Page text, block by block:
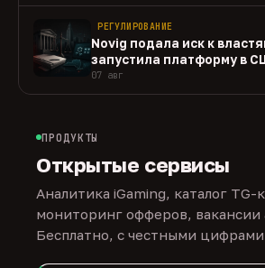
РЕГУЛИРОВАНИЕ
Novig подала иск к
запустила платформу в
07 авг
ПРОДУКТЫ
Открытые сервисы
Аналитика iGaming, каталог TG-
мониторинг офферов, вакансии
Бесплатно, с честными